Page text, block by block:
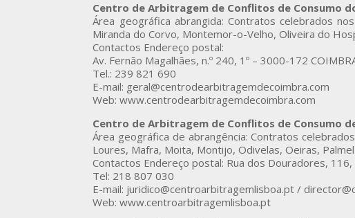
Centro de Arbitragem de Conflitos de Consumo
Área geográfica abrangida: Contratos celebrados
Miranda do Corvo, Montemor-o-Velho, Oliveira do
Contactos Endereço postal:
Av. Fernão Magalhães, n.º 240, 1º – 3000-172
Tel.: 239 821 690
E-mail: geral@centrodearbitragemdecoimbra.com
Web: www.centrodearbitragemdecoimbra.com
Centro de Arbitragem de Conflitos de Consumo
Área geográfica de abrangência: Contratos
Loures, Mafra, Moita, Montijo, Odivelas, Oeiras,
Contactos Endereço postal: Rua dos Douradores, 116,
Tel: 218 807 030
E-mail: juridico@centroarbitragemlisboa.pt /
Web: www.centroarbitragemlisboa.pt